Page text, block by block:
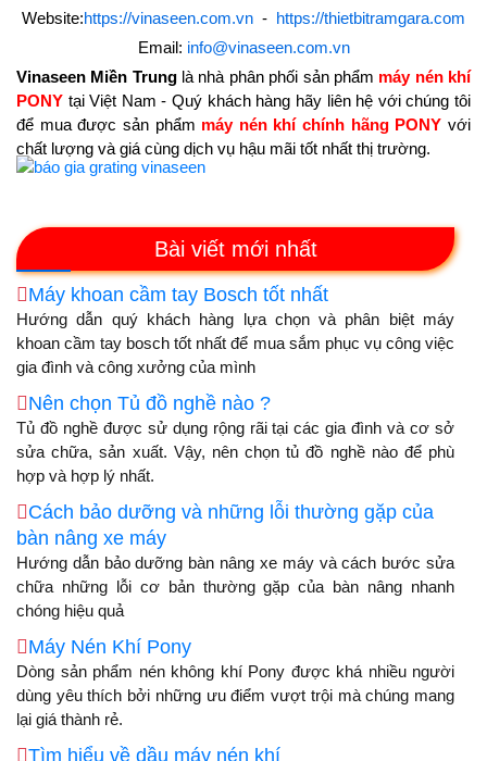
Bài viết mới nhất
Máy khoan cầm tay Bosch tốt nhất
Hướng dẫn quý khách hàng lựa chọn và phân biệt máy
khoan cầm tay bosch tốt nhất để mua sắm phục vụ công việc
gia đình và công xưởng của mình
Nên chọn Tủ đồ nghề nào ?
Tủ đồ nghề được sử dụng rộng rãi tại các gia đình và cơ sở
sửa chữa, sản xuất. Vậy, nên chọn tủ đồ nghề nào để phù
hợp và hợp lý nhất.
Cách bảo dưỡng và những lỗi thường gặp của
bàn nâng xe máy
Hướng dẫn bảo dưỡng bàn nâng xe máy và cách bước sửa
chữa những lỗi cơ bản thường gặp của bàn nâng nhanh
chóng hiệu quả
Máy Nén Khí Pony
Dòng sản phẩm nén không khí Pony được khá nhiều người
dùng yêu thích bởi những ưu điểm vượt trội mà chúng mang
lại giá thành rẻ.
Tìm hiểu về dầu máy nén khí
Website:https://vinaseen.com.vn - https://thietbitramgara.com
Email: info@vinaseen.com.vn
Vinaseen Miền Trunglà nhà phân phối sản phẩm máy nén khí
PONY tại Việt Nam - Quý khách hàng hãy liên hệ với chúng tôi
để mua được sản phẩm máy nén khí chính hãng PONY với
chất lượng và giá cùng dịch vụ hậu mãi tốt nhất thị trường.